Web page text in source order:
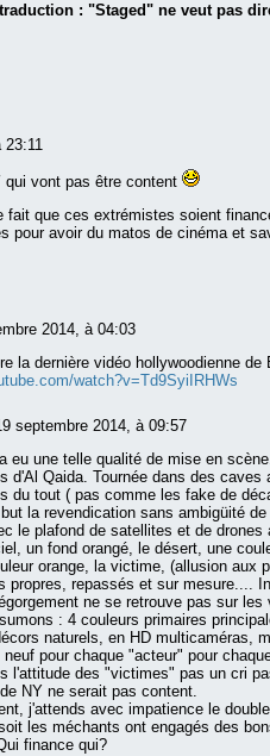
: "Staged" ne veut pas
23:11
vont pas être content
fait que ces extrémistes soient
pour avoir du matos de cinéma et
2014, à 04:03
la dernière vidéo hollywoodienne de
watch?v=Td9SyiIRHWs
septembre 2014, à 09:57
eu une telle qualité de mise en
d'Al Qaida. Tournée dans des
du tout ( pas comme les fake de
la revendication sans ambigüité
le plafond de satellites et de
un fond orangé, le désert, une
orange, la victime, (allusion aux
propres, repassés et sur mesure....
ne se retrouve pas sur
: 4 couleurs primaires
naturels, en HD multicaméras,
pour chaque "acteur" pour
l'attitude des "victimes" pas un cri
NY ne serait pas content.
j'attends avec impatience le
les méchants ont engagés des
finance qui?